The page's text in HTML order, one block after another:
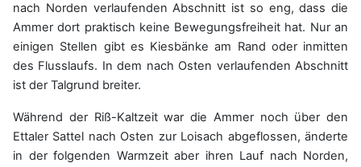
nach Norden verlaufenden Abschnitt ist so eng, dass die
Ammer dort praktisch keine Bewegungsfreiheit hat. Nur an
einigen Stellen gibt es Kiesbänke am Rand oder inmitten
des Flusslaufs. In dem nach Osten verlaufenden Abschnitt
ist der Talgrund breiter.
Während der Riß-Kaltzeit war die Ammer noch über den
Ettaler Sattel nach Osten zur Loisach abgeflossen, änderte
in der folgenden Warmzeit aber ihren Lauf nach Norden,